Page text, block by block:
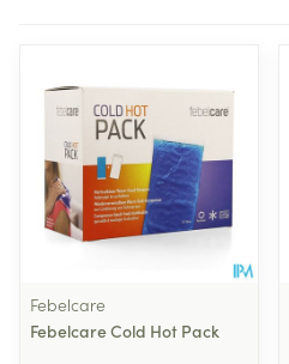
Febelcare
Febelcare Cold Hot Pack